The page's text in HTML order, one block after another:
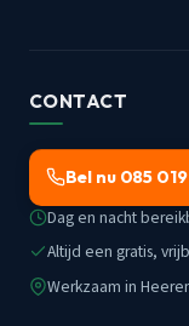
CONTACT
Bel nu 085 019
Dag en nacht
Altijd een gratis,
Werkzaam in